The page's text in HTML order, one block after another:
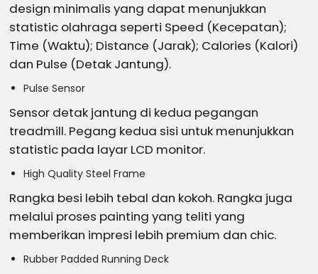
design minimalis yang dapat menunjukkan
statistic olahraga seperti Speed (Kecepatan);
Time (Waktu); Distance (Jarak); Calories (Kalori)
dan Pulse (Detak Jantung).
Pulse Sensor
Sensor detak jantung di kedua pegangan
treadmill. Pegang kedua sisi untuk menunjukkan
statistic pada layar LCD monitor.
High Quality Steel Frame
Rangka besi lebih tebal dan kokoh. Rangka juga
melalui proses painting yang teliti yang
memberikan impresi lebih premium dan chic.
Rubber Padded Running Deck